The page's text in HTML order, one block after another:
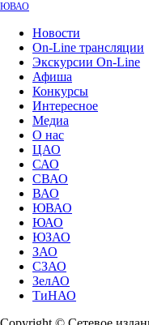
ЮВАО
Новости
On-Line трансляции
Экскурсии On-Line
Афиша
Конкурсы
Интересное
Медиа
О нас
ЦАО
САО
СВАО
ВАО
ЮВАО
ЮАО
ЮЗАО
ЗАО
СЗАО
ЗелАО
ТиНАО